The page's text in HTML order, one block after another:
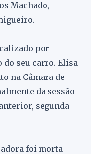
Machado,
por
do seu carro. Elisa
na Câmara de
da sessão
segunda-
foi morta